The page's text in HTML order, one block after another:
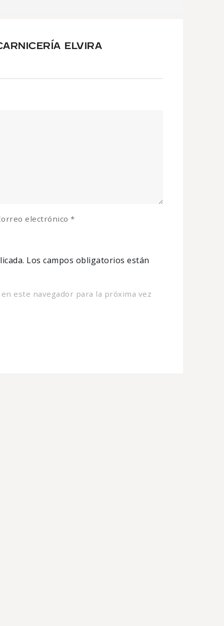
ELVIRA
Los campos obligatorios están
electrónico*
este navegador para la próxima vez